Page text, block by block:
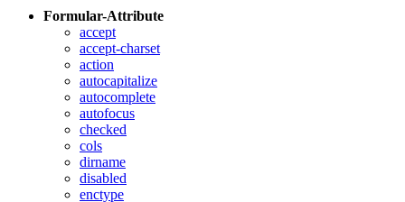
Formular-Attribute
accept
accept-charset
action
autocapitalize
autocomplete
autofocus
checked
cols
dirname
disabled
enctype